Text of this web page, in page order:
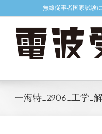
to
無線従事者国家試験
一海特_2906_工学_